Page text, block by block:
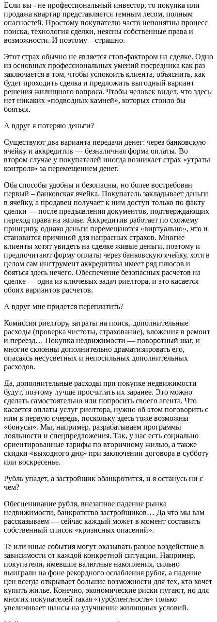
Если вы - не профессиональный инвестор, то покупка или
продажа квартир представляется темным лесом, полным
опасностей. Простому покупателю часто непонятны процесс
поиска, технология сделки, неясны собственные права и
возможности. И поэтому – страшно.
Этот страх обычно не является стоп-фактором на сделке. Одно
из основных профессиональных умений посредника как раз
заключается в том, чтобы успокоить клиента, объяснить, как
будет проходить сделка и предложить выгодный вариант
решения жилищного вопроса. Чтобы человек видел, что здесь
нет никаких «подводных камней», которых стоило бы
бояться.
А вдруг я потеряю деньги?
Существуют два варианта передачи денег: через банковскую
ячейку и аккредитив — безналичная форма оплаты. Во
втором случае у покупателей иногда возникает страх «утраты
контроля» за перемещением денег.
Оба способы удобны и безопасны, но более востребован
первый – банковская ячейка. Покупатель закладывает деньги
в ячейку, а продавец получает к ним доступ только по факту
сделки — после предъявления документов, подтверждающих
переход права на жилье. Аккредитив работает по схожему
принципу, однако деньги перемещаются «виртуально», что и
становится причиной для напрасных страхов. Многие
клиенты хотят увидеть на сделке живые деньги, поэтому и
предпочитают форму оплаты через банковскую ячейку, хотя в
целом сам инструмент аккредитива имеет ряд плюсов и
бояться здесь нечего. Обеспечение безопасных расчетов на
сделке — одна из ключевых задач риелтора, и это касается
обоих вариантов расчетов.
А вдруг мне придется переплатить?
Комиссия риелтору, затраты на поиск, дополнительные
расходы (проверка чистоты, страхование), вложения в ремонт
и переезд… Покупка недвижимости — поворотный шаг, и
многие склонны дополнительно драматизировать его,
опасаясь несусветных и непосильных дополнительных
расходов.
Да, дополнительные расходы при покупке недвижимости
будут, поэтому лучше просчитать их заранее. Это можно
сделать самостоятельно или попросить своего агента. Что
касается оплаты услуг риелтора, нужно об этом поговорить с
ним в первую очередь, поскольку здесь тоже возможны
«бонусы». Мы, например, разрабатываем программы
лояльности и спецпредложения. Так, у нас есть социально
ориентированные тарифы по вторичному жилью, а также
скидки «выходного дня» при заключении договора в субботу
или воскресенье.
Рубль упадет, а застройщик обанкротится, и я останусь ни с
чем?
Обесценивание рубля, внезапное падение рынка
недвижимости, банкротство застройщиков… Да что мы вам
рассказываем — сейчас каждый может в момент составить
собственный список «кризисных опасений».
Те или иные события могут оказывать разное воздействие в
зависимости от каждой конкретной ситуации. Например,
покупатели, имевшие валютные накопления, сильно
выиграли на фоне рекордного ослабления рубля, а падение
цен всегда открывает большие возможности для тех, кто хочет
купить жилье. Конечно, экономические риски пугают, но для
многих покупателей такая «турбулентность» только
увеличивает шансы на улучшение жилищных условий.